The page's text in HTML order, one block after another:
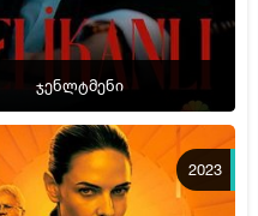
ჯენლტმენი
2023